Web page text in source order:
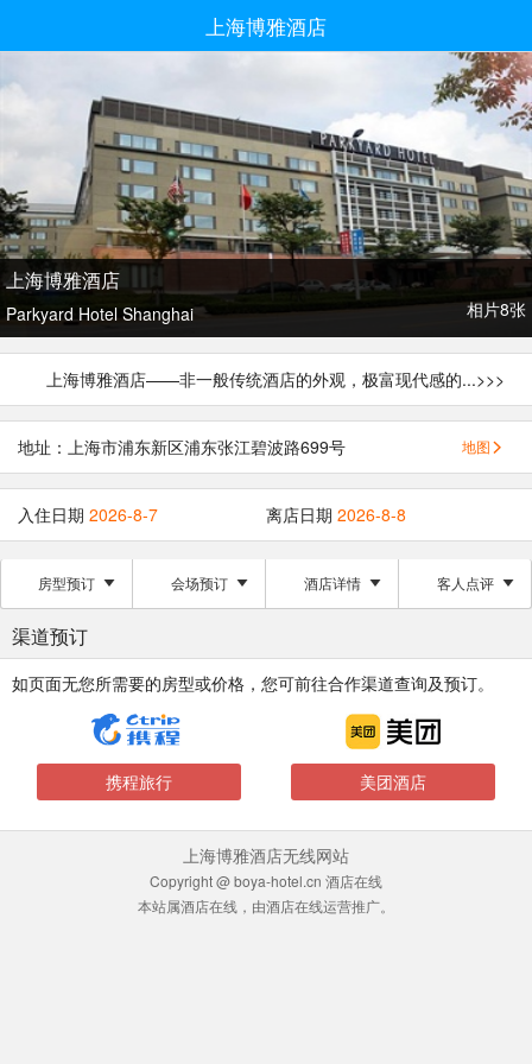
上海博雅酒店
上海博雅酒店
Parkyard Hotel Shanghai 相片8张
上海博雅酒店——非一般传统酒店的外观，极富现代感的...>>>
地址：上海市浦东新区浦东张江碧波路699号 地图
入住日期 2026-8-7 离店日期 2026-8-8
房型预订 会场预订 酒店详情 客人点评
渠道预订
如页面无您所需要的房型或价格，您可前往合作渠道查询及预订。
携程旅行 美团酒店
上海博雅酒店无线网站
Copyright @ boya-hotel.cn 酒店在线
本站属酒店在线，由酒店在线运营推广。